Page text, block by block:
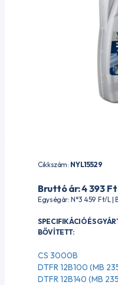
Cikkszám: NYL15529
Bruttó ár: 4 393 Ft
Egységár: N°3 459 Ft/L |
SPECIFIKÁCIÓ ÉS
BŐVÍTETT:
CS 3000B
DTFR 12B100 (MB
DTFR 12B140 (MB